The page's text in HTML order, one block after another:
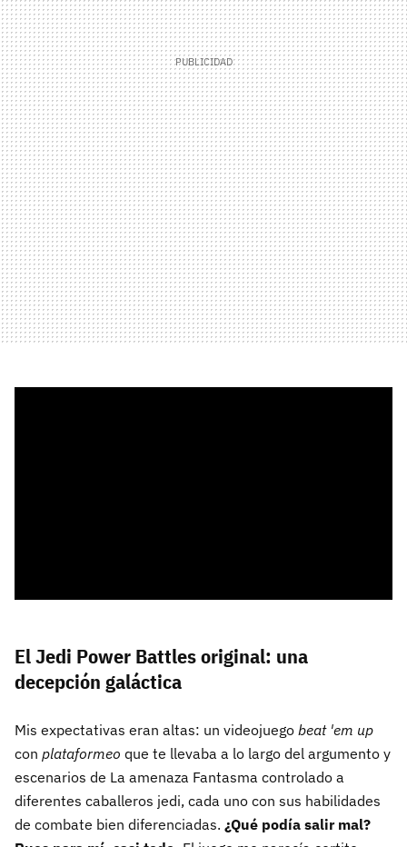
El Jedi Power Battles original: una
decepción galáctica
Mis expectativas eran altas: un videojuego beat 'em up
con plataformeo que te llevaba a lo largo del argumento y
escenarios de La amenaza Fantasma controlado a
diferentes caballeros jedi, cada uno con sus habilidades
de combate bien diferenciadas. ¿Qué podía salir mal?